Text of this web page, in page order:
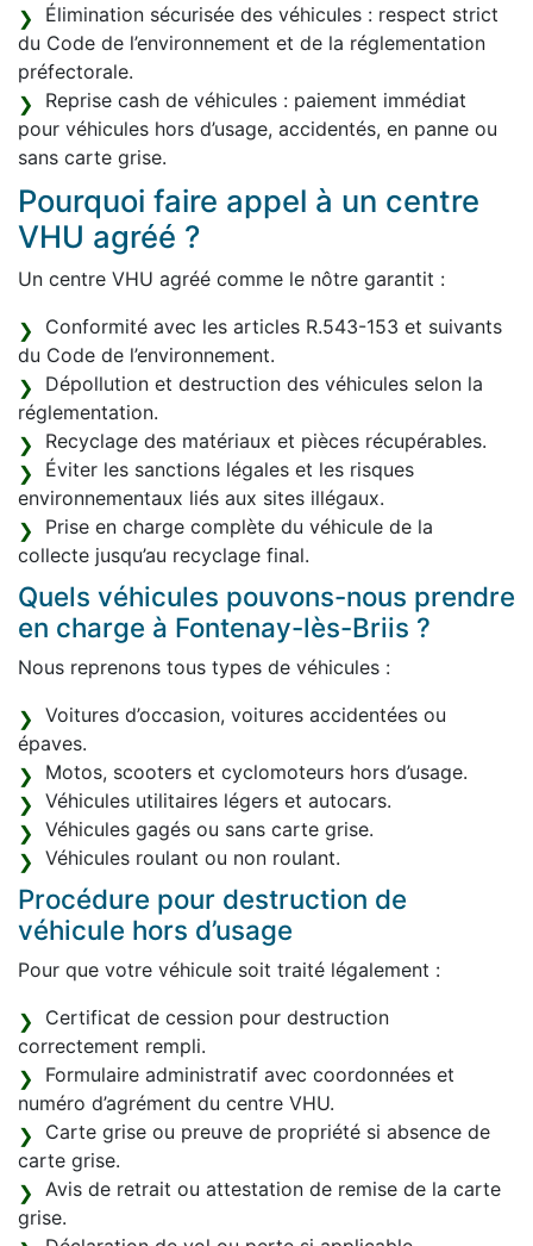
Élimination sécurisée des véhicules : respect strict
du Code de l’environnement et de la réglementation
préfectorale.
Reprise cash de véhicules : paiement immédiat
pour véhicules hors d’usage, accidentés, en panne ou
sans carte grise.
Pourquoi faire appel à un centre
VHU agréé ?
Un centre VHU agréé comme le nôtre garantit :
Conformité avec les articles R.543-153 et suivants
du Code de l’environnement.
Dépollution et destruction des véhicules selon la
réglementation.
Recyclage des matériaux et pièces récupérables.
Éviter les sanctions légales et les risques
environnementaux liés aux sites illégaux.
Prise en charge complète du véhicule de la
collecte jusqu’au recyclage final.
Quels véhicules pouvons-nous prendre
en charge à Fontenay-lès-Briis ?
Nous reprenons tous types de véhicules :
Voitures d’occasion, voitures accidentées ou
épaves.
Motos, scooters et cyclomoteurs hors d’usage.
Véhicules utilitaires légers et autocars.
Véhicules gagés ou sans carte grise.
Véhicules roulant ou non roulant.
Procédure pour destruction de
véhicule hors d’usage
Pour que votre véhicule soit traité légalement :
Certificat de cession pour destruction
correctement rempli.
Formulaire administratif avec coordonnées et
numéro d’agrément du centre VHU.
Carte grise ou preuve de propriété si absence de
carte grise.
Avis de retrait ou attestation de remise de la carte
grise.